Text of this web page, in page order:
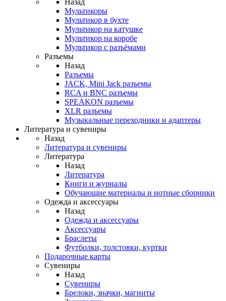
Назад
Мультикоры
Мультикор в бухте
Мультикор на катушке
Мультикор на коробе
Мультикор с разъёмами
Разъемы
Назад
Разъемы
JACK, Mini Jack разъемы
RCA и BNC разъемы
SPEAKON разъемы
XLR разъемы
Музыкальные переходники и адаптеры
Литература и сувениры
Назад
Литература и сувениры
Литература
Назад
Литература
Книги и журналы
Обучающие материалы и нотные сборники
Одежда и аксессуары
Назад
Одежда и аксессуары
Аксессуары
Браслеты
Футболки, толстовки, куртки
Подарочные карты
Сувениры
Назад
Сувениры
Брелоки, значки, магниты